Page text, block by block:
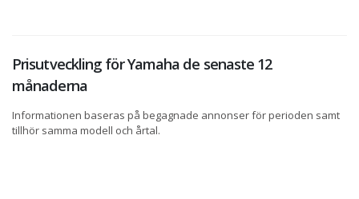
Prisutveckling för Yamaha de senaste 12
månaderna
Informationen baseras på begagnade annonser för perioden samt
tillhör samma modell och årtal.